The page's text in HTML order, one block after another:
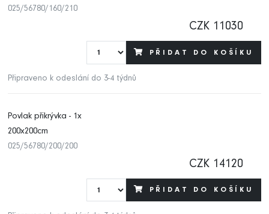
025/56780/160/210
CZK 11030
PŘIDAT DO KOŠÍKU
Připraveno k odeslání do 3-4 týdnů
Povlak přikrývka - 1x
200x200cm
025/56780/200/200
CZK 14120
PŘIDAT DO KOŠÍKU